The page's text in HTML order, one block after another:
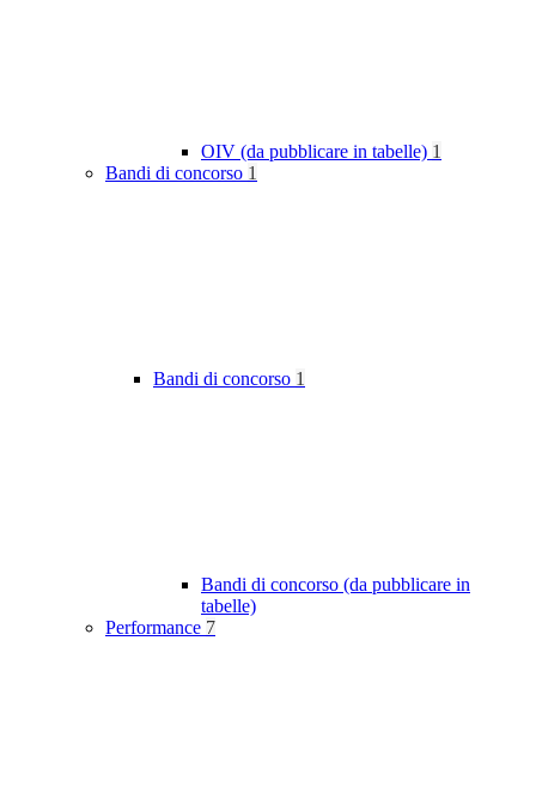
OIV (da pubblicare in tabelle) 1
Bandi di concorso 1
Bandi di concorso 1
Bandi di concorso (da pubblicare in
tabelle)
Performance 7